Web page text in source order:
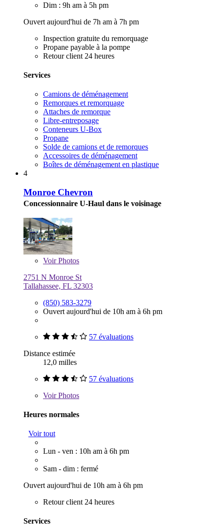
Dim : 9h am à 5h pm
Ouvert aujourd'hui de 7h am à 7h pm
Inspection gratuite du remorquage
Propane payable à la pompe
Retour client 24 heures
Services
Camions de déménagement
Remorques et remorquage
Attaches de remorque
Libre-entreposage
Conteneurs U-Box
Propane
Solde de camions et de remorques
Accessoires de déménagement
Boîtes de déménagement en plastique
4
Monroe Chevron
Concessionnaire U-Haul dans le voisinage
VoirPhotos
2751 N Monroe St
Tallahassee, FL 32303
(850) 583-3279
Ouvert aujourd'hui de 10h am à 6h pm
57 évaluations
Distance estimée
12,0 milles
57 évaluations
VoirPhotos
Heures normales
Voir tout
Lun - ven : 10h am à 6h pm
Sam - dim : fermé
Ouvert aujourd'hui de 10h am à 6h pm
Retour client 24 heures
Services